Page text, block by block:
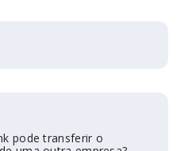
pode transferir o